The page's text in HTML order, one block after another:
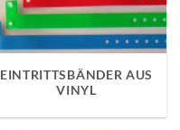
EINTRITTSBÄNDER AUS
VINYL